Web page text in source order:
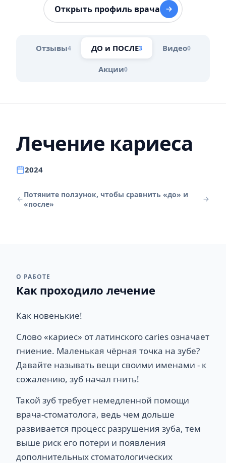
Открыть профиль врача
Отзывы4 ДО и ПОСЛЕ3 Видео0
Акции0
Лечение кариеса
2024
Потяните ползунок, чтобы сравнить «до» и
«после»
О РАБОТЕ
Как проходило лечение
Как новенькие!
Слово «кариес» от латинского caries означает
гниение. Маленькая чёрная точка на зубе?
Давайте называть вещи своими именами - к
сожалению, зуб начал гнить!
Такой зуб требует немедленной помощи
врача-стоматолога, ведь чем дольше
развивается процесс разрушения зуба, тем
выше риск его потери и появления
дополнительных стоматологических